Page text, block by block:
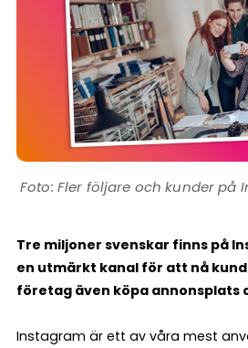
Fler följare och kunder på
Tre miljoner svenskar finns på
en utmärkt kanal för att nå
företag även köpa annonsplats
Instagram är ett av våra mest